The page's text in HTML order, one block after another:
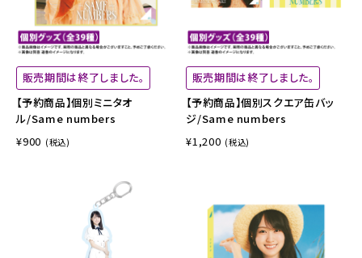
販売期間は終了しました。
【予約商品】個別ミニタオ
ル/Same numbers
¥900 (税込)
販売期間は終了しました。
【予約商品】個別スクエア缶バッ
ジ/Same numbers
¥1,200 (税込)